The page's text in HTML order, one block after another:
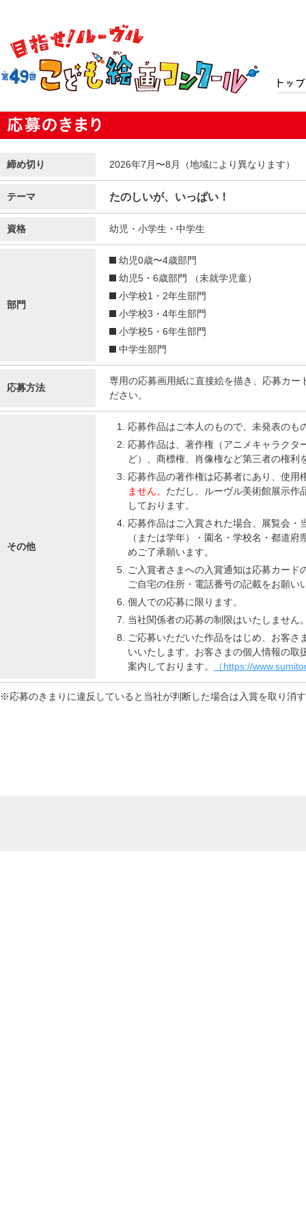
トップ
締め切り 2026年7月〜8月（地域により異なります）
テーマ たのしいが、いっぱい！
資格 幼児・小学生・中学生
部門
幼児0歳〜4歳部門
幼児5・6歳部門 （未就学児童）
小学校1・2年生部門
小学校3・4年生部門
小学校5・6年生部門
中学生部門
応募方法
専用の応募画用紙に直接絵を描き、応募カ
ださい。
その他
応募作品はご本人のもので、未発表のも
応募作品は、著作権（アニメキャラクタ
ど）、商標権、肖像権など第三者の権利
応募作品の著作権は応募者にあり、使用
ません。 ただし、ルーヴル美術館展示作
しております。
応募作品はご入賞された場合、展覧会・
（または学年）・園名・学校名・都道
めご了承願います。
ご入賞者さまへの入賞通知は応募カー
ご自宅の住所・電話番号の記載をお願い
個人での応募に限ります。
当社関係者の応募の制限はいたしません
ご応募いただいた作品をはじめ、お客
いいたします。お客さまの個人情報の取
案内しております。
（https://
※応募のきまりに違反していると当社が判断した場合は入賞を取り消